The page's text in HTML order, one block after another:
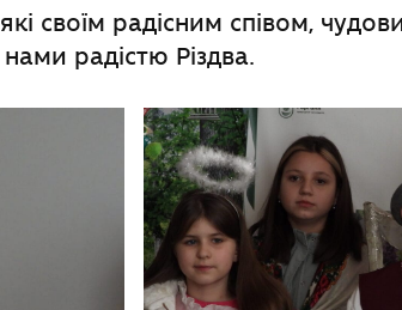
своїм радісним співом,
радістю Різдва.